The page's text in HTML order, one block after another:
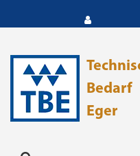
Bedarf
Eger